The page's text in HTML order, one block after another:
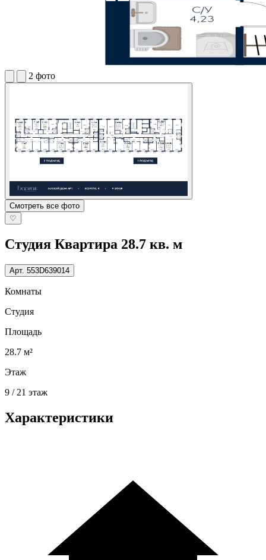
2 фото
Смотреть все фото
♡
Студия Квартира 28.7 кв. м
Арт. 553D639014
Комнаты
Студия
Площадь
28.7 м²
Этаж
9 / 21 этаж
Характеристики